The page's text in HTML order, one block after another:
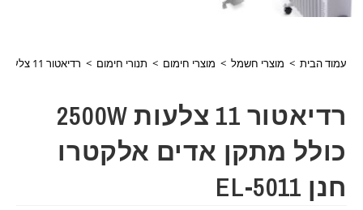
עמוד הבית > מוצרי חשמל > מוצרי חימום > תנורי חימום > רדיאטור 11 צלעות 2500W כולל מתקן אדים אלקטרו חנן EL-5011
רדיאטור 11 צלעות 2500W
כולל מתקן אדים אלקטרו
חנן EL-5011